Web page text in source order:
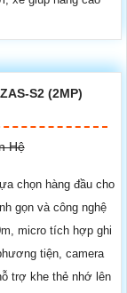
S2 (2MP)
Hệ
chọn hàng đầu cho
gọn và công nghệ
micro tích hợp ghi
tiện, camera
trợ khe thẻ nhớ lên